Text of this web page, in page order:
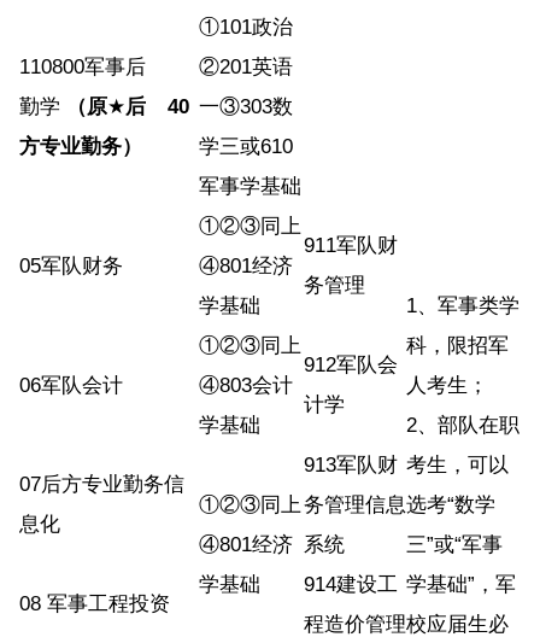
110800军事后
勤学
（原★后
方专业勤务）
40
①101政治
②201英语
一③303数
学三或610
军事学基础
1、军事类学
科，限招军
人考生；
2、部队在职
考生，可以
选考“数学
三”或“军事
学基础”，军
校应届生必
05军队财务
①②③同上
④801经济
学基础
911军队财
务管理
06军队会计
①②③同上
④803会计
学基础
912军队会
计学
07后方专业勤务信
息化
①②③同上
④801经济
学基础
913军队财
务管理信息
系统
08 军事工程投资
914建设工
程造价管理